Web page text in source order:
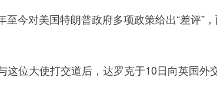
今对美国特朗普政府多项政策给出“差评”
位大使打交道后，达罗克于10日向英国外